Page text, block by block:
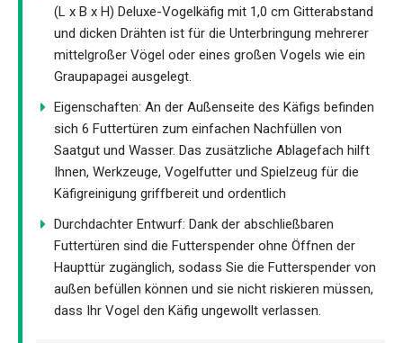
(L x B x H) Deluxe-Vogelkäfig mit 1,0 cm Gitterabstand
und dicken Drähten ist für die Unterbringung mehrerer
mittelgroßer Vögel oder eines großen Vogels wie ein
Graupapagei ausgelegt.
Eigenschaften: An der Außenseite des Käfigs befinden
sich 6 Futtertüren zum einfachen Nachfüllen von
Saatgut und Wasser. Das zusätzliche Ablagefach hilft
Ihnen, Werkzeuge, Vogelfutter und Spielzeug für die
Käfigreinigung griffbereit und ordentlich
Durchdachter Entwurf: Dank der abschließbaren
Futtertüren sind die Futterspender ohne Öffnen der
Haupttür zugänglich, sodass Sie die Futterspender von
außen befüllen können und sie nicht riskieren müssen,
dass Ihr Vogel den Käfig ungewollt verlassen.